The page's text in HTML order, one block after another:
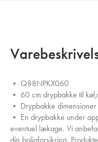
• Q88NPKX060
• 60 cm drypbakke til
• Drypbakke
• En drypbakke under
eventuel lækage. Vi
din boligforsikring.